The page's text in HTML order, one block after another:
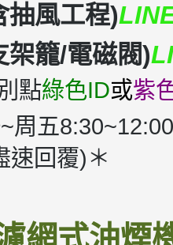
抽風工程)
架籠/電磁閥)
點綠色ID或紫
周五
速回覆)＊
網式油煙